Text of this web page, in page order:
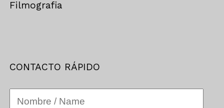
Filmografia
CONTACTO RÁPIDO